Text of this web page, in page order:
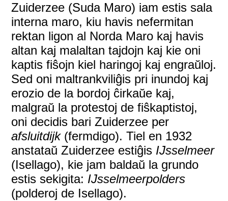
Zuiderzee (Suda Maro) iam estis sala
interna maro, kiu havis nefermitan
rektan ligon al Norda Maro kaj havis
altan kaj malaltan tajdojn kaj kie oni
kaptis fiŝojn kiel haringoj kaj engraŭloj.
Sed oni maltrankviliĝis pri inundoj kaj
erozio de la bordoj ĉirkaŭe kaj,
malgraŭ la protestoj de fiŝkaptistoj,
oni decidis bari Zuiderzee per
afsluitdijk(fermdigo). Tiel en 1932
anstataŭ Zuiderzee estiĝis IJsselmeer
(Isellago), kie jam baldaŭ la grundo
estis sekigita: IJsselmeerpolders
(polderoj de Isellago).